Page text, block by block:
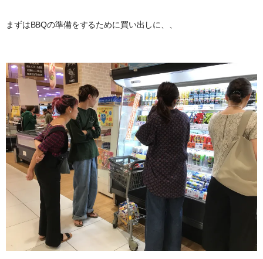
まずはBBQの準備をするために買い出しに、、